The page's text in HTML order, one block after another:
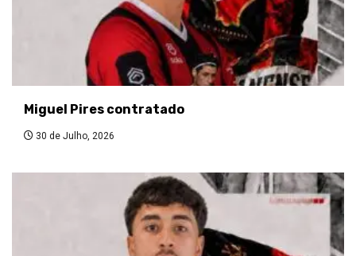
Miguel Pires contratado
30 de Julho, 2026